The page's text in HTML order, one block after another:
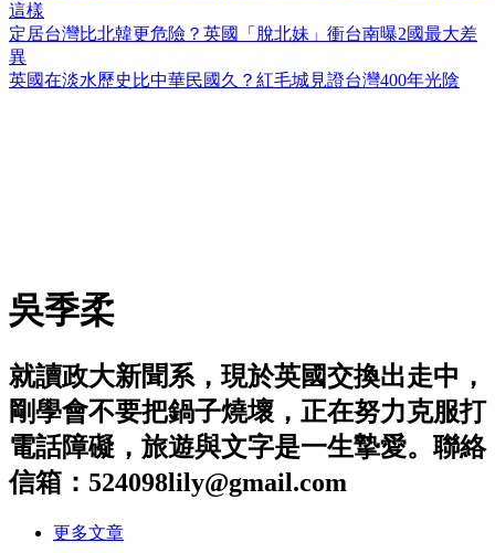
這樣
定居台灣比北韓更危險？英國「脫北妹」衝台南曝2國最大差
異
英國在淡水歷史比中華民國久？紅毛城見證台灣400年光陰
吳季柔
就讀政大新聞系，現於英國交換出走中，
剛學會不要把鍋子燒壞，正在努力克服打
電話障礙，旅遊與文字是一生摯愛。聯絡
信箱：524098lily@gmail.com
更多文章